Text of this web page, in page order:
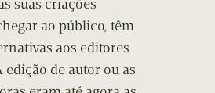
suas criações
ao público, têm
aos editores
de autor ou as